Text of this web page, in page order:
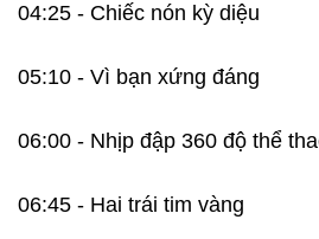
04:25 - Chiếc nón kỳ diệu
05:10 - Vì bạn xứng đáng
06:00 - Nhịp đập 360 độ thể
06:45 - Hai trái tim vàng